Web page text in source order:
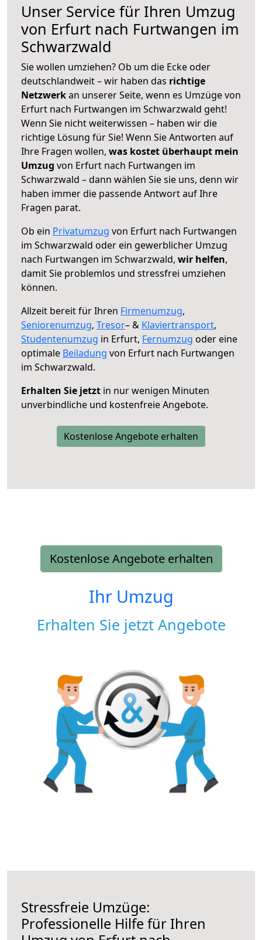
Unser Service für Ihren Umzug
von Erfurt nach Furtwangen im
Schwarzwald
Sie wollen umziehen? Ob um die Ecke oder
deutschlandweit – wir haben das richtige
Netzwerkan unserer Seite, wenn es Umzüge von
Erfurt nach Furtwangen im Schwarzwald geht!
Wenn Sie nicht weiterwissen – haben wir die
richtige Lösung für Sie! Wenn Sie Antworten auf
Ihre Fragen wollen, was kostet überhaupt mein
Umzug von Erfurt nach Furtwangen im
Schwarzwald – dann wählen Sie sie uns, denn wir
haben immer die passende Antwort auf Ihre
Fragen parat.
Ob ein Privatumzug von Erfurt nach Furtwangen
im Schwarzwald oder ein gewerblicher Umzug
nach Furtwangen im Schwarzwald, wir helfen,
damit Sie problemlos und stressfrei umziehen
können.
Allzeit bereit für Ihren Firmenumzug,
Seniorenumzug, Tresor– & Klaviertransport,
Studentenumzug in Erfurt, Fernumzug oder eine
optimale Beiladung von Erfurt nach Furtwangen
im Schwarzwald.
Erhalten Sie jetzt in nur wenigen Minuten
unverbindliche und kostenfreie Angebote.
Kostenlose Angebote erhalten
Kostenlose Angebote erhalten
Ihr Umzug
Erhalten Sie jetzt Angebote
Stressfreie Umzüge:
Professionelle Hilfe für Ihren